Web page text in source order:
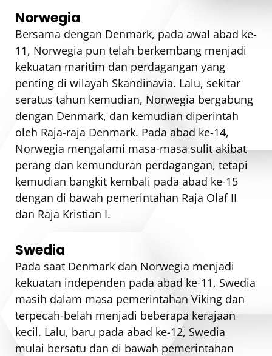
Norwegia
Bersama dengan Denmark, pada awal abad ke-
11, Norwegia pun telah berkembang menjadi
kekuatan maritim dan perdagangan yang
penting di wilayah Skandinavia. Lalu, sekitar
seratus tahun kemudian, Norwegia bergabung
dengan Denmark, dan kemudian diperintah
oleh Raja-raja Denmark. Pada abad ke-14,
Norwegia mengalami masa-masa sulit akibat
perang dan kemunduran perdagangan, tetapi
kemudian bangkit kembali pada abad ke-15
dengan di bawah pemerintahan Raja Olaf II
dan Raja Kristian I.
Swedia
Pada saat Denmark dan Norwegia menjadi
kekuatan independen pada abad ke-11, Swedia
masih dalam masa pemerintahan Viking dan
terpecah-belah menjadi beberapa kerajaan
kecil. Lalu, baru pada abad ke-12, Swedia
mulai bersatu dan di bawah pemerintahan